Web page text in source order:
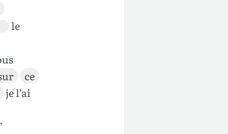
le
ce
je l’ai
’